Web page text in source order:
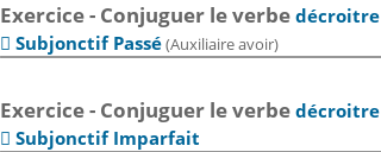
Exercice - Conjuguer le verbedécroitre
Subjonctif Passé(Auxiliaire avoir)
Exercice - Conjuguer le verbedécroitre
Subjonctif Imparfait